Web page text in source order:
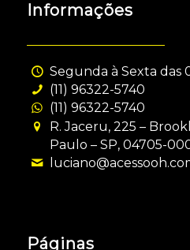
Informações
Segunda à Sexta das
(11) 96322-5740
(11) 96322-5740
R. Jaceru, 225 –
Paulo – SP, 04705-
Páginas